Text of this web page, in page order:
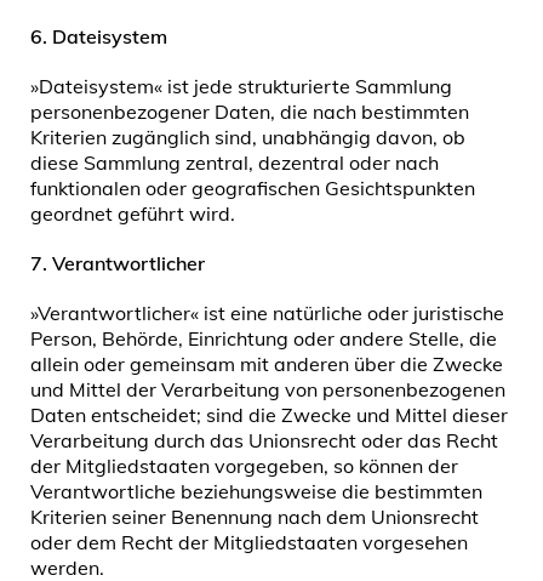
6. Dateisystem
»Dateisystem« ist jede strukturierte Sammlung
personenbezogener Daten, die nach bestimmten
Kriterien zugänglich sind, unabhängig davon, ob
diese Sammlung zentral, dezentral oder nach
funktionalen oder geografischen Gesichtspunkten
geordnet geführt wird.
7. Verantwortlicher
»Verantwortlicher« ist eine natürliche oder juristische
Person, Behörde, Einrichtung oder andere Stelle, die
allein oder gemeinsam mit anderen über die Zwecke
und Mittel der Verarbeitung von personenbezogenen
Daten entscheidet; sind die Zwecke und Mittel dieser
Verarbeitung durch das Unionsrecht oder das Recht
der Mitgliedstaaten vorgegeben, so können der
Verantwortliche beziehungsweise die bestimmten
Kriterien seiner Benennung nach dem Unionsrecht
oder dem Recht der Mitgliedstaaten vorgesehen
werden.